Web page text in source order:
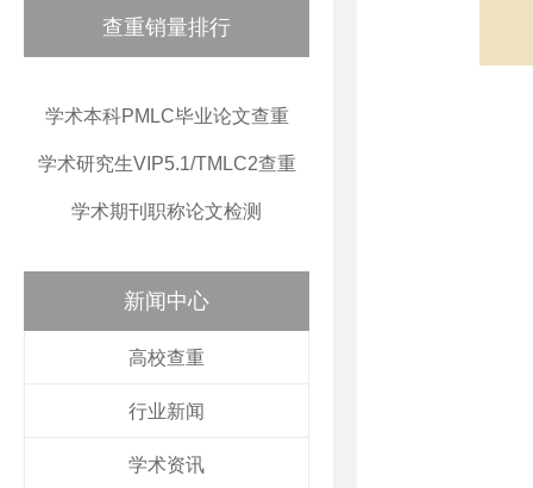
查重销量排行
学术本科PMLC毕业论文查重
学术研究生VIP5.1/TMLC2查重
学术期刊职称论文检测
新闻中心
高校查重
行业新闻
学术资讯